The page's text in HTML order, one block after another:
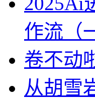
作流（
卷不动
从胡雪